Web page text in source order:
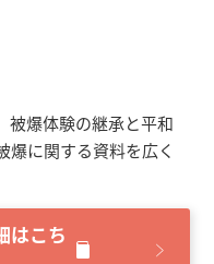
被爆体験の継承と平和
爆に関する資料を広く
はこち